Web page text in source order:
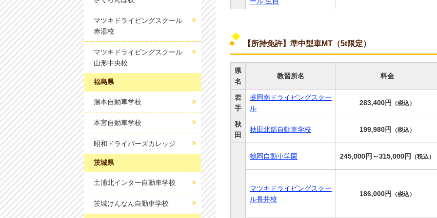
【所持免許】準中型車MT（5t限定）
県
名
教習所名 料金
岩
手
盛岡南ドライビングスクー
ル
283,400円 （税込）
秋
田
秋田北部自動車学校 199,980円 （税込）
鶴岡自動車学園 245,000円～315,000円 （税込）
マツキドライビングスクー
ル長井校
186,000円 （税込）
マツキドライビングスクール
赤湯校
マツキドライビングスクール
山形中央校
福島県
湯本自動車学校
本宮自動車学校
昭和ドライバーズカレッジ
茨城県
土浦北インター自動車学校
茨城けんなん自動車学校